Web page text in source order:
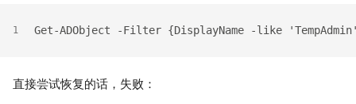
1 Get-ADObject -Filter {DisplayName -like
直接尝试恢复的话，失败：